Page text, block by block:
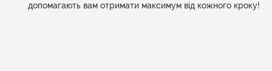
допомагають вам отримати максимум від кожного кроку!